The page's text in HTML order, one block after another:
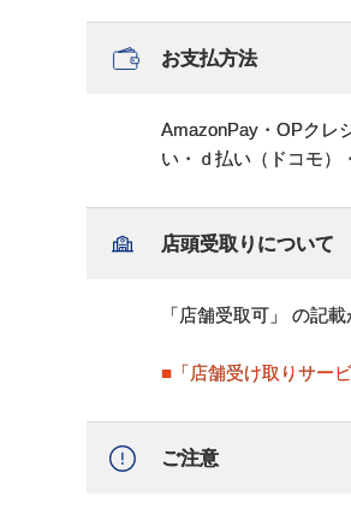
お支払方法
AmazonPay・OPクレ
い・ｄ払い（ドコモ）
店頭受取りについて
「店舗受取可」 の記
■「店舗受け取りサー
ご注意